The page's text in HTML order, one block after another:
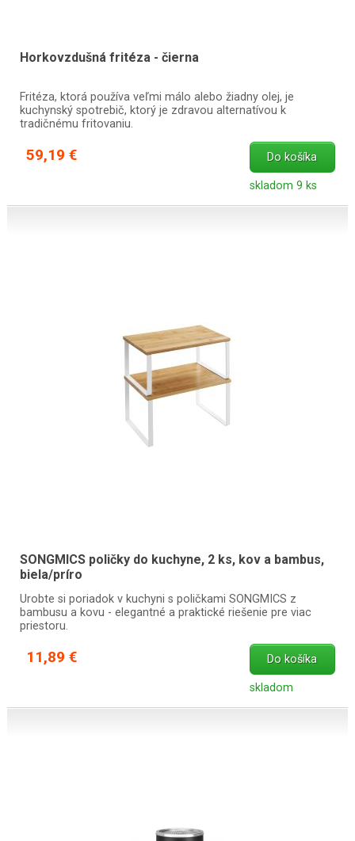
Horkovzdušná fritéza - čierna
Fritéza, ktorá používa veľmi málo alebo žiadny olej, je
kuchynský spotrebič, ktorý je zdravou alternatívou k
tradičnému fritovaniu.
59,19 € Do košíka
skladom 9 ks
SONGMICS poličky do kuchyne, 2 ks, kov a bambus,
biela/príro
Urobte si poriadok v kuchyni s poličkami SONGMICS z
bambusu a kovu - elegantné a praktické riešenie pre viac
priestoru.
11,89 € Do košíka
skladom